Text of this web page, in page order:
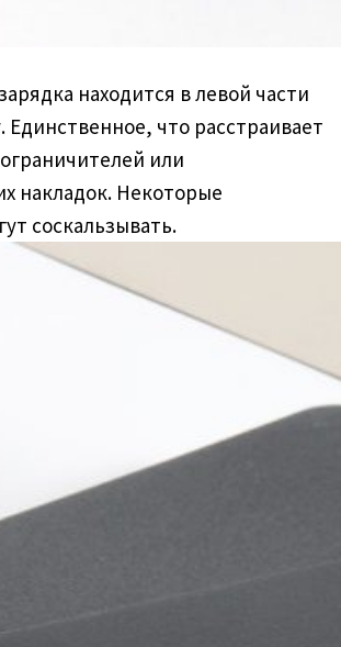
находится в левой части
Единственное, что расстраивает
или
накладок. Некоторые
соскальзывать.